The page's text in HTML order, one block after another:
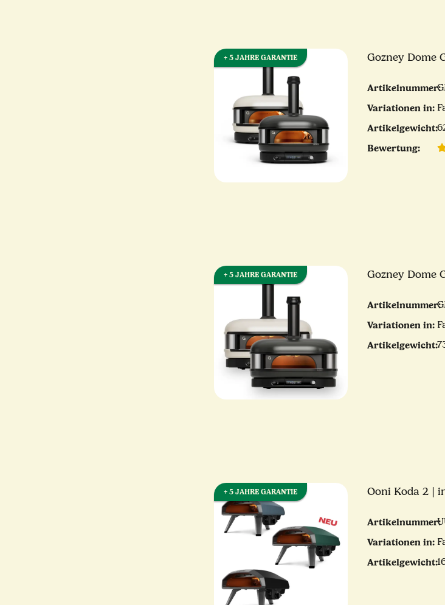
+ 5 JAHRE GARANTIE Gozney Dome
Artikelnummer:
Variationen in:
Artikelgewicht:
Bewertung:
+ 5 JAHRE GARANTIE Gozney Dome
Artikelnummer:
Variationen in:
Artikelgewicht:
+ 5 JAHRE GARANTIE Ooni Koda 2 |
Artikelnummer:
Variationen in:
Artikelgewicht: